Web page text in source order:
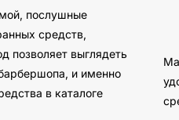
послушные
средств,
позволяет выглядеть
и именно
в каталоге